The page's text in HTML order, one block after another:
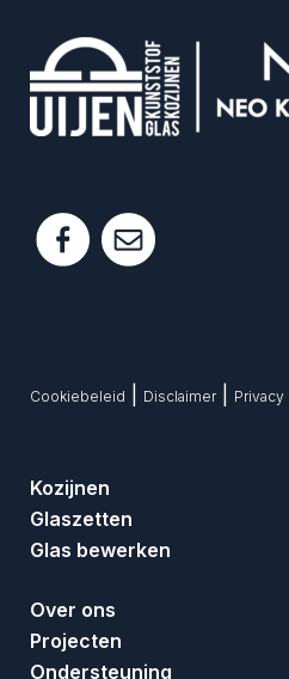
Cookiebeleid Disclaimer Privacy
Kozijnen
Glaszetten
Glas bewerken
Over ons
Projecten
Ondersteuning